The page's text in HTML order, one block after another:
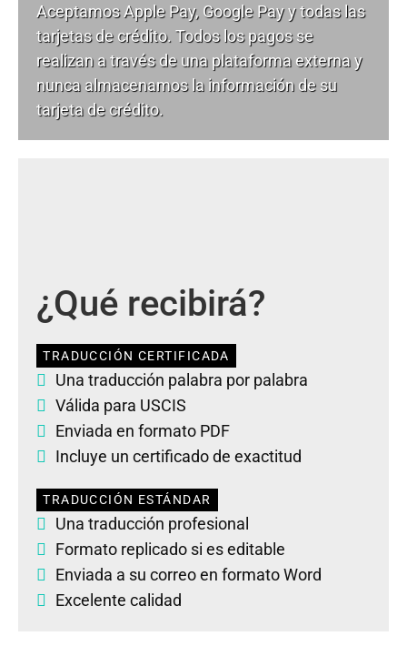
Aceptamos Apple Pay, Google Pay y todas las
tarjetas de crédito. Todos los pagos se
realizan a través de una plataforma externa y
nunca almacenamos la información de su
tarjeta de crédito.
¿Qué recibirá?
TRADUCCIÓN CERTIFICADA
Una traducción palabra por palabra
Válida para USCIS
Enviada en formato PDF
Incluye un certificado de exactitud
TRADUCCIÓN ESTÁNDAR
Una traducción profesional
Formato replicado si es editable
Enviada a su correo en formato Word
Excelente calidad